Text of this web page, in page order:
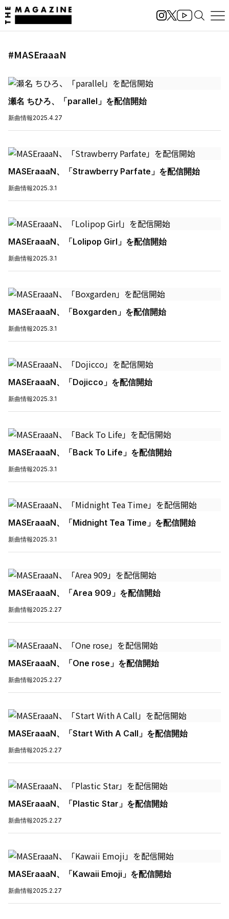
#MASEraaaN
瀬名 ちひろ、「parallel」を配信開始
新曲情報2025.4.27
MASEraaaN、「Strawberry Parfate」を配信開始
新曲情報2025.3.1
MASEraaaN、「Lolipop Girl」を配信開始
新曲情報2025.3.1
MASEraaaN、「Boxgarden」を配信開始
新曲情報2025.3.1
MASEraaaN、「Dojicco」を配信開始
新曲情報2025.3.1
MASEraaaN、「Back To Life」を配信開始
新曲情報2025.3.1
MASEraaaN、「Midnight Tea Time」を配信開始
新曲情報2025.3.1
MASEraaaN、「Area 909」を配信開始
新曲情報2025.2.27
MASEraaaN、「One rose」を配信開始
新曲情報2025.2.27
MASEraaaN、「Start With A Call」を配信開始
新曲情報2025.2.27
MASEraaaN、「Plastic Star」を配信開始
新曲情報2025.2.27
MASEraaaN、「Kawaii Emoji」を配信開始
新曲情報2025.2.27